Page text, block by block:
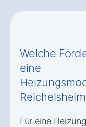
Welche
eine
Für eine